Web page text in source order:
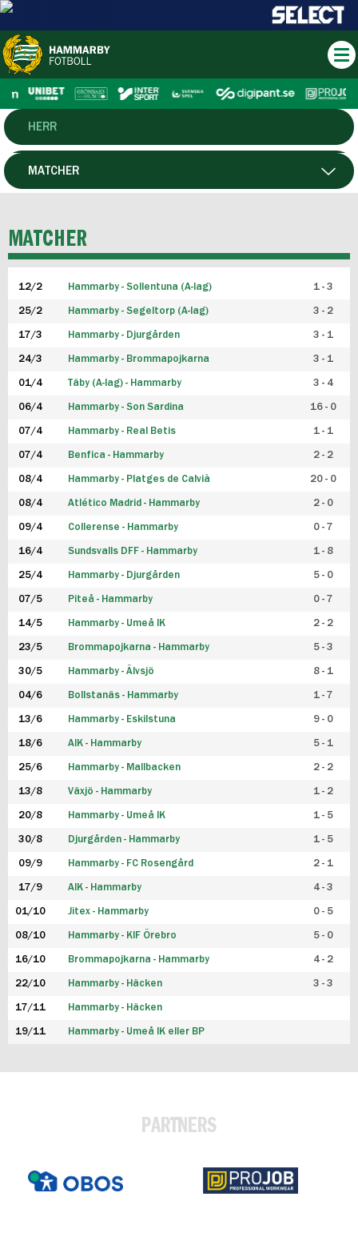
HERR
DAM
P19
F19
FUTSAL HERR
FUTSAL DAM
MATCHER
MATCHER
12/2 Hammarby - Sollentuna (A-lag) 1 - 3
25/2 Hammarby - Segeltorp (A-lag) 3 - 2
17/3 Hammarby - Djurgården 3 - 1
24/3 Hammarby - Brommapojkarna 3 - 1
01/4 Täby (A-lag) - Hammarby 3 - 4
06/4 Hammarby - Son Sardina 16 - 0
07/4 Hammarby - Real Betis 1 - 1
07/4 Benfica - Hammarby 2 - 2
08/4 Hammarby - Platges de Calvià 20 - 0
08/4 Atlético Madrid - Hammarby 2 - 0
09/4 Collerense - Hammarby 0 - 7
16/4 Sundsvalls DFF - Hammarby 1 - 8
25/4 Hammarby - Djurgården 5 - 0
07/5 Piteå - Hammarby 0 - 7
14/5 Hammarby - Umeå IK 2 - 2
23/5 Brommapojkarna - Hammarby 5 - 3
30/5 Hammarby - Älvsjö 8 - 1
04/6 Bollstanäs - Hammarby 1 - 7
13/6 Hammarby - Eskilstuna 9 - 0
18/6 AIK - Hammarby 5 - 1
25/6 Hammarby - Mallbacken 2 - 2
13/8 Växjö - Hammarby 1 - 2
20/8 Hammarby - Umeå IK 1 - 5
30/8 Djurgården - Hammarby 1 - 5
09/9 Hammarby - FC Rosengård 2 - 1
17/9 AIK - Hammarby 4 - 3
01/10 Jitex - Hammarby 0 - 5
08/10 Hammarby - KIF Örebro 5 - 0
16/10 Brommapojkarna - Hammarby 4 - 2
22/10 Hammarby - Häcken 3 - 3
17/11 Hammarby - Häcken
19/11 Hammarby - Umeå IK eller BP
PARTNERS